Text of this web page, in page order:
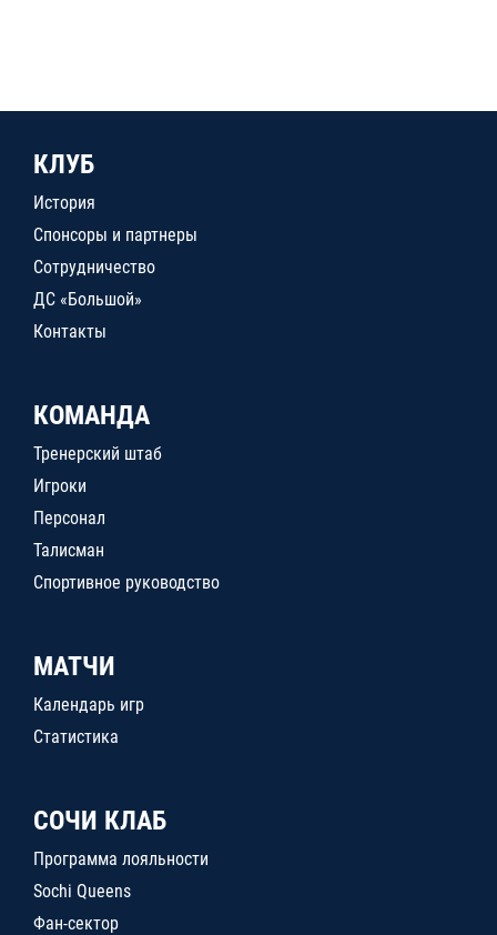
КЛУБ
История
Спонсоры и партнеры
Сотрудничество
ДС «Большой»
Контакты
КОМАНДА
Тренерский штаб
Игроки
Персонал
Талисман
Спортивное руководство
МАТЧИ
Календарь игр
Статистика
СОЧИ КЛАБ
Программа лояльности
Sochi Queens
Фан-сектор